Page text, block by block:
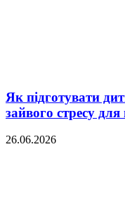
Як підготувати
зайвого стресу для
26.06.2026